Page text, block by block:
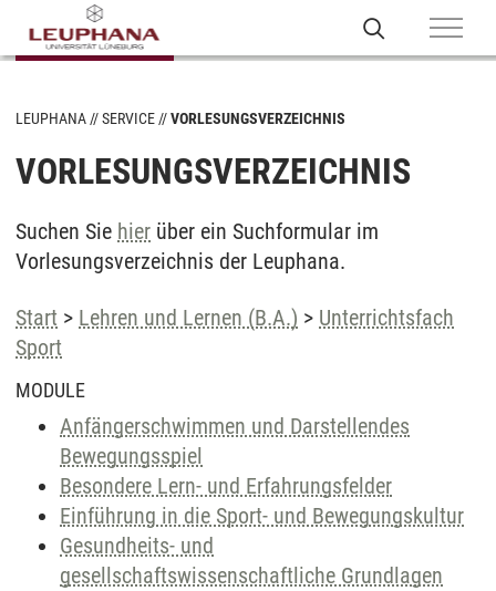
LEUPHANA SERVICE VORLESUNGSVERZEICHNIS
VORLESUNGSVERZEICHNIS
Suchen Sie hier über ein Suchformular im
Vorlesungsverzeichnis der Leuphana.
Start > Lehren und Lernen (B.A.) > Unterrichtsfach
Sport
MODULE
Anfängerschwimmen und Darstellendes
Bewegungsspiel
Besondere Lern- und Erfahrungsfelder
Einführung in die Sport- und Bewegungskultur
Gesundheits- und
gesellschaftswissenschaftliche Grundlagen